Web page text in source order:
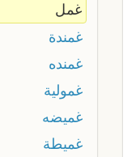
غمل
غمندة
غمنده
غمولية
غميضه
غميطة